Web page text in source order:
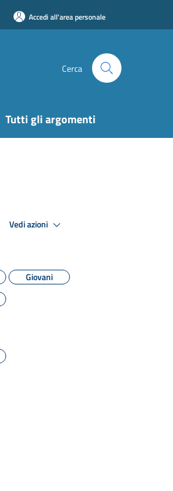
Accedi all'area personale
Cerca
Tutti gli argomenti
Vedi azioni
Giovani